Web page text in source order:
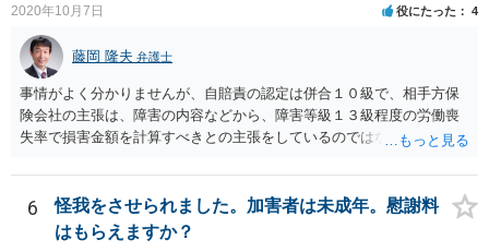
2020年10月7日 役にたった 4
藤岡 隆夫 弁護士
事情がよく分かりませんが、自賠責の認定は併合１０級で、相手方保
険会社の主張は、障害の内容などから、障害等級１３級程度の労働喪
失率で損害金額を計算すべきとの主張をしているのではないでしょう
ので、弁護士を交代しても状況は変わらないでしょう。今の弁護士と
十分に打ち合わせをすることが重要だと思います。
6
怪我をさせられました。加害者は未成年。慰謝料
はもらえますか？